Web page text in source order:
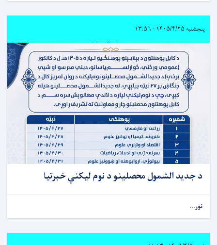
پنجشنبه ۱۴۰۵/۴/۲۵ - ۱۳:۵۶
د جدید الشمول محصلینو د نوم لیکنې خبرتیا
نور...